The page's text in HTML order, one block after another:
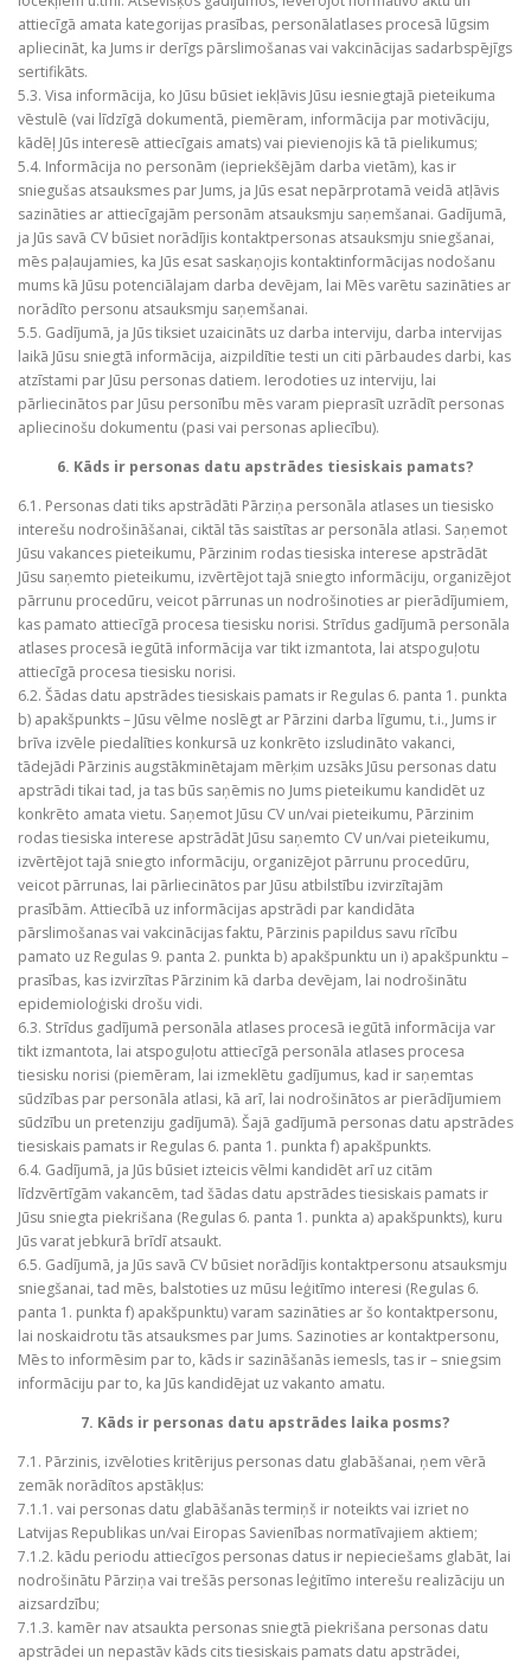
attiecīgā amata kategorijas prasības, personālatlases procesā lūgsim
apliecināt, ka Jums ir derīgs pārslimošanas vai vakcinācijas sadarbspējīgs
sertifikāts.
5.3. Visa informācija, ko Jūsu būsiet iekļāvis Jūsu iesniegtajā pieteikuma
vēstulē (vai līdzīgā dokumentā, piemēram, informācija par motivāciju,
kādēļ Jūs interesē attiecīgais amats) vai pievienojis kā tā pielikumus;
5.4. Informācija no personām (iepriekšējām darba vietām), kas ir
sniegušas atsauksmes par Jums, ja Jūs esat nepārprotamā veidā atļāvis
sazināties ar attiecīgajām personām atsauksmju saņemšanai. Gadījumā,
ja Jūs savā CV būsiet norādījis kontaktpersonas atsauksmju sniegšanai,
mēs paļaujamies, ka Jūs esat saskaņojis kontaktinformācijas nodošanu
mums kā Jūsu potenciālajam darba devējam, lai Mēs varētu sazināties ar
norādīto personu atsauksmju saņemšanai.
5.5. Gadījumā, ja Jūs tiksiet uzaicināts uz darba interviju, darba intervijas
laikā Jūsu sniegtā informācija, aizpildītie testi un citi pārbaudes darbi, kas
atzīstami par Jūsu personas datiem. Ierodoties uz interviju, lai
pārliecinātos par Jūsu personību mēs varam pieprasīt uzrādīt personas
apliecinošu dokumentu (pasi vai personas apliecību).
6. Kāds ir personas datu apstrādes tiesiskais pamats?
6.1. Personas dati tiks apstrādāti Pārziņa personāla atlases un tiesisko
interešu nodrošināšanai, ciktāl tās saistītas ar personāla atlasi. Saņemot
Jūsu vakances pieteikumu, Pārzinim rodas tiesiska interese apstrādāt
Jūsu saņemto pieteikumu, izvērtējot tajā sniegto informāciju, organizējot
pārrunu procedūru, veicot pārrunas un nodrošinoties ar pierādījumiem,
kas pamato attiecīgā procesa tiesisku norisi. Strīdus gadījumā personāla
atlases procesā iegūtā informācija var tikt izmantota, lai atspoguļotu
attiecīgā procesa tiesisku norisi.
6.2. Šādas datu apstrādes tiesiskais pamats ir Regulas 6. panta 1. punkta
b) apakšpunkts – Jūsu vēlme noslēgt ar Pārzini darba līgumu, t.i., Jums ir
brīva izvēle piedalīties konkursā uz konkrēto izsludināto vakanci,
tādejādi Pārzinis augstākminētajam mērķim uzsāks Jūsu personas datu
apstrādi tikai tad, ja tas būs saņēmis no Jums pieteikumu kandidēt uz
konkrēto amata vietu. Saņemot Jūsu CV un/vai pieteikumu, Pārzinim
rodas tiesiska interese apstrādāt Jūsu saņemto CV un/vai pieteikumu,
izvērtējot tajā sniegto informāciju, organizējot pārrunu procedūru,
veicot pārrunas, lai pārliecinātos par Jūsu atbilstību izvirzītajām
prasībām. Attiecībā uz informācijas apstrādi par kandidāta
pārslimošanas vai vakcinācijas faktu, Pārzinis papildus savu rīcību
pamato uz Regulas 9. panta 2. punkta b) apakšpunktu un i) apakšpunktu –
prasības, kas izvirzītas Pārzinim kā darba devējam, lai nodrošinātu
epidemioloģiski drošu vidi.
6.3. Strīdus gadījumā personāla atlases procesā iegūtā informācija var
tikt izmantota, lai atspoguļotu attiecīgā personāla atlases procesa
tiesisku norisi (piemēram, lai izmeklētu gadījumus, kad ir saņemtas
sūdzības par personāla atlasi, kā arī, lai nodrošinātos ar pierādījumiem
sūdzību un pretenziju gadījumā). Šajā gadījumā personas datu apstrādes
tiesiskais pamats ir Regulas 6. panta 1. punkta f) apakšpunkts.
6.4. Gadījumā, ja Jūs būsiet izteicis vēlmi kandidēt arī uz citām
līdzvērtīgām vakancēm, tad šādas datu apstrādes tiesiskais pamats ir
Jūsu sniegta piekrišana (Regulas 6. panta 1. punkta a) apakšpunkts), kuru
Jūs varat jebkurā brīdī atsaukt.
6.5. Gadījumā, ja Jūs savā CV būsiet norādījis kontaktpersonu atsauksmju
sniegšanai, tad mēs, balstoties uz mūsu leģitīmo interesi (Regulas 6.
panta 1. punkta f) apakšpunktu) varam sazināties ar šo kontaktpersonu,
lai noskaidrotu tās atsauksmes par Jums. Sazinoties ar kontaktpersonu,
Mēs to informēsim par to, kāds ir sazināšanās iemesls, tas ir – sniegsim
informāciju par to, ka Jūs kandidējat uz vakanto amatu.
7. Kāds ir personas datu apstrādes laika posms?
7.1. Pārzinis, izvēloties kritērijus personas datu glabāšanai, ņem vērā
zemāk norādītos apstākļus:
7.1.1. vai personas datu glabāšanās termiņš ir noteikts vai izriet no
Latvijas Republikas un/vai Eiropas Savienības normatīvajiem aktiem;
7.1.2. kādu periodu attiecīgos personas datus ir nepieciešams glabāt, lai
nodrošinātu Pārziņa vai trešās personas leģitīmo interešu realizāciju un
aizsardzību;
7.1.3. kamēr nav atsaukta personas sniegtā piekrišana personas datu
apstrādei un nepastāv kāds cits tiesiskais pamats datu apstrādei,